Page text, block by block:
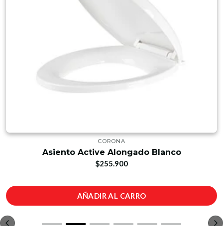
CORONA
Asiento Active Alongado Blanco
$255.900
AÑADIR AL CARRO